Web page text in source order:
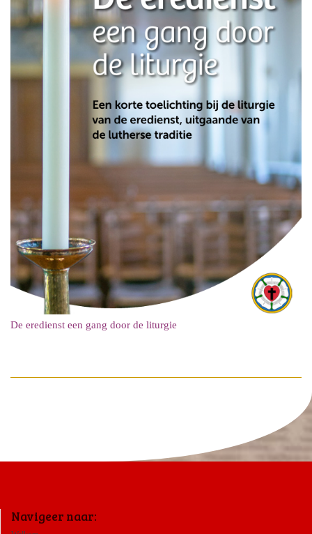
De eredienst een gang door de liturgie
Navigeer naar: